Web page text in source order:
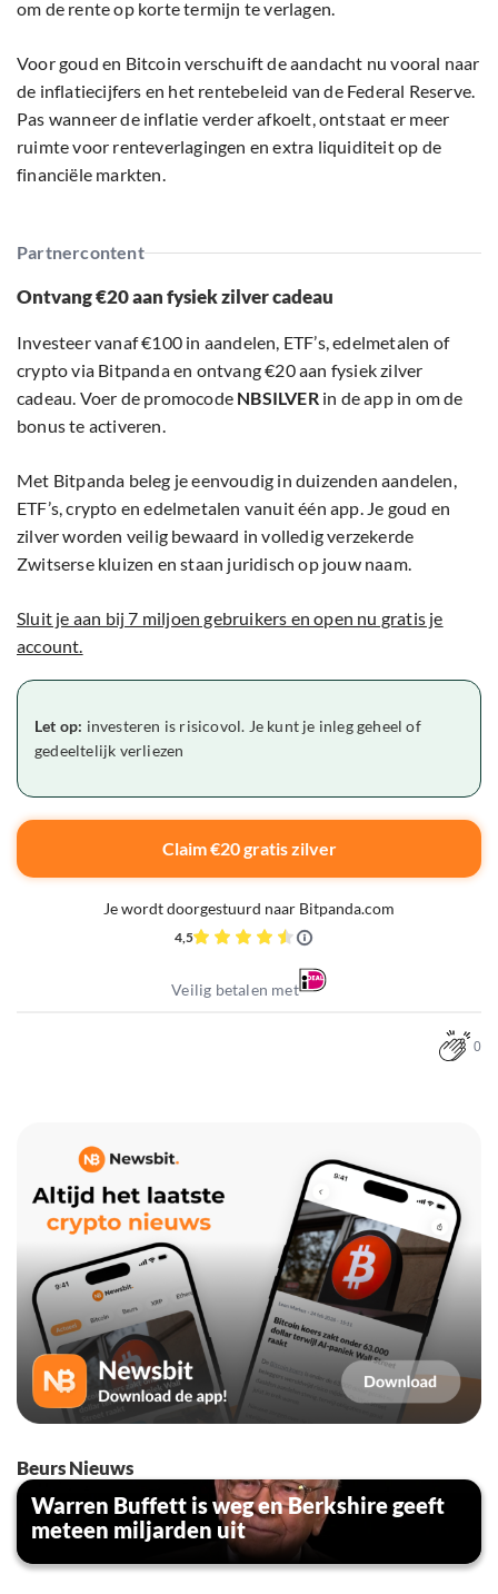
om de rente op korte termijn te verlagen.
Voor goud en Bitcoin verschuift de aandacht nu vooral naar
de inflatiecijfers en het rentebeleid van de Federal Reserve.
Pas wanneer de inflatie verder afkoelt, ontstaat er meer
ruimte voor renteverlagingen en extra liquiditeit op de
financiële markten.
Partnercontent
Ontvang €20 aan fysiek zilver cadeau
Investeer vanaf €100 in aandelen, ETF’s, edelmetalen of
crypto via Bitpanda en ontvang €20 aan fysiek zilver
cadeau. Voer de promocode NBSILVERin de app in om de
bonus te activeren.
Met Bitpanda beleg je eenvoudig in duizenden aandelen,
ETF’s, crypto en edelmetalen vanuit één app. Je goud en
zilver worden veilig bewaard in volledig verzekerde
Zwitserse kluizen en staan juridisch op jouw naam.
Sluit je aan bij 7 miljoen gebruikers en open nu gratis je
account.
Let op: investeren is risicovol. Je kunt je inleg geheel of
gedeeltelijk verliezen
Claim €20 gratis zilver
Je wordt doorgestuurd naar Bitpanda.com
4,5
Veilig betalen met
0
Beurs Nieuws
Warren Buffett is weg en Berkshire geeft
meteen miljarden uit